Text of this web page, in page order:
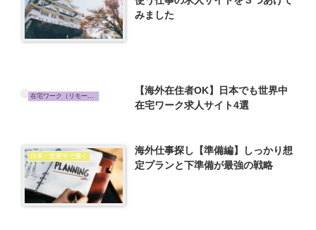
みました
在宅ワーク（リモート）
【海外在住者OK】日本でも世界中
在宅ワーク求人サイト4選
日本・世界中で働く
海外仕事探し【準備編】しっかり想
定プランと下準備が最強の戦略